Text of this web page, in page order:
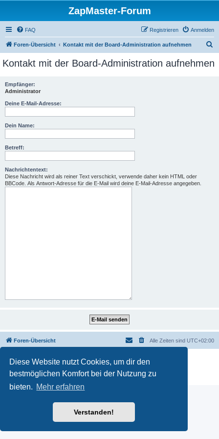
Diese Website nutzt Cookies, um dir den
bestmöglichen Komfort bei der Nutzung zu
bieten. Mehr erfahren
Verstanden!
ZapMaster-Forum
FAQ Anmelden
Registrieren
Foren-Übersicht Kontakt mit der Board-Administration aufnehmen
c
Kontakt mit der Board-Administration aufnehmen
Empfänger:
Administrator
Deine E-Mail-Adresse:
Dein Name:
Betreff:
Nachrichtentext:
Diese Nachricht wird als reiner Text verschickt, verwende daher kein HTML oder
BBCode. Als Antwort-Adresse für die E-Mail wird deine E-Mail-Adresse angegeben.
Foren-Übersicht Alle Zeiten sind UTC+02:00
Powered by phpBB
® Forum Software © phpBB Limited
Deutsche Übersetzung durch
Datenschutz|Nutzungsbedingungen